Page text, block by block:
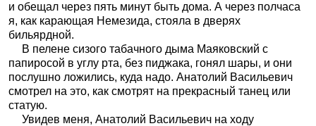
и обещал через пять минут быть дома. А через полчаса
я, как карающая Немезида, стояла в дверях
бильярдной.
В пелене сизого табачного дыма Маяковский с
папиросой в углу рта, без пиджака, гонял шары, и они
послушно ложились, куда надо. Анатолий Васильевич
смотрел на это, как смотрят на прекрасный танец или
статую.
Увидев меня, Анатолий Васильевич на ходу